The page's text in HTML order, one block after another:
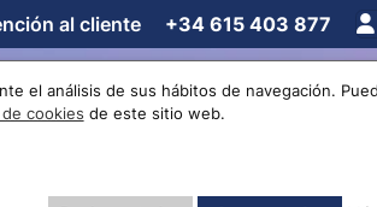
al cliente +34 615 403 877
Trabaja con nosotros Otros
el análisis de sus hábitos de navegación.
cookies de este sitio web.